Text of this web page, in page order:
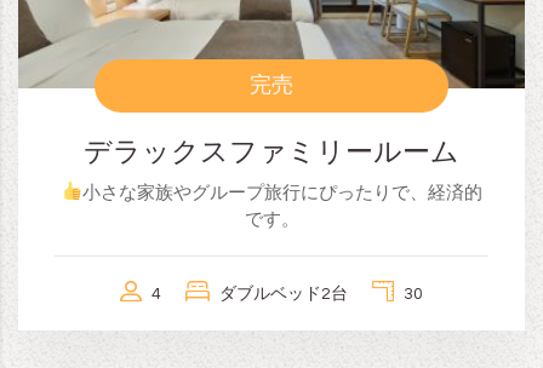
完売
デラックスファミリールーム
小さな家族やグループ旅行にぴったりで、経済的
です。
4 ダブルベッド2台 30